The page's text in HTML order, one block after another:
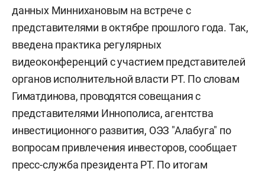
данных Миннихановым на встрече с
представителями в октябре прошлого года. Так,
введена практика регулярных
видеоконференций с участием представителей
органов исполнительной власти РТ. По словам
Гиматдинова, проводятся совещания с
представителями Иннополиса, агентства
инвестиционного развития, ОЭЗ "Алабуга" по
вопросам привлечения инвесторов, сообщает
пресс-служба президента РТ. По итогам